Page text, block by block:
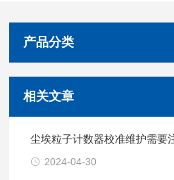
产品分类
相关文章
尘埃粒子计数器校准维护需要
2024-04-30